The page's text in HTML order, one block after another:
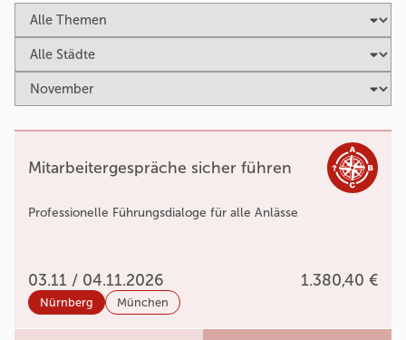
Mitarbeitergespräche sicher führen
Professionelle Führungsdialoge für alle Anlässe
03.11 / 04.11.2026 1.380,40 €
Nürnberg München